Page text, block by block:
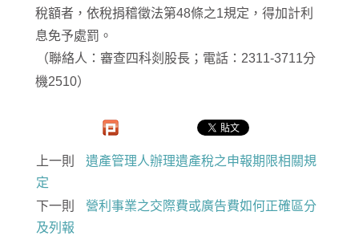
稅額者，依稅捐稽徵法第48條之1規定，得加計利
息免予處罰。
（聯絡人：審查四科剡股長；電話：2311-3711分
機2510）
上一則
遺產管理人辦理遺產稅之申報期限相關規
定
下一則
營利事業之交際費或廣告費如何正確區分
及列報